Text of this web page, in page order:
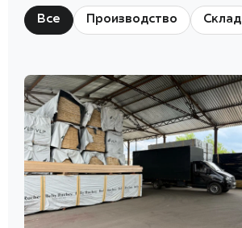
Все Производство Склад